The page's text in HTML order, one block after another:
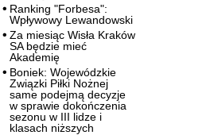
Ranking "Forbesa":
Wpływowy Lewandowski
Za miesiąc Wisła Kraków
SA będzie mieć
Akademię
Boniek: Wojewódzkie
Związki Piłki Nożnej
same podejmą decyzje
w sprawie dokończenia
sezonu w III lidze i
klasach niższych